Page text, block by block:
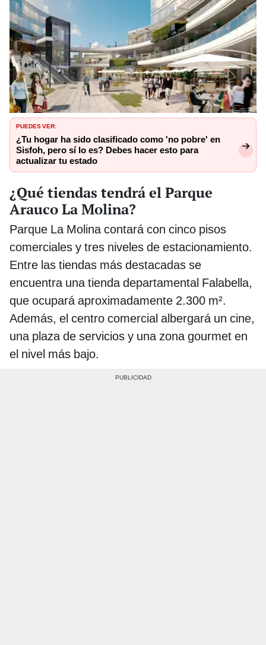
PUEDES VER:
¿Tu hogar ha sido clasificado como 'no pobre' en
Sisfoh, pero sí lo es? Debes hacer esto para
actualizar tu estado
¿Qué tiendas tendrá el Parque
Arauco La Molina?
Parque La Molina contará con cinco pisos
comerciales y tres niveles de estacionamiento.
Entre las tiendas más destacadas se
encuentra una tienda departamental Falabella,
que ocupará aproximadamente 2.300 m².
Además, el centro comercial albergará un cine,
una plaza de servicios y una zona gourmet en
el nivel más bajo.